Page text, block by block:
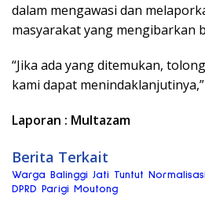
dalam mengawasi dan
masyarakat yang mengibarkan
“Jika ada yang ditemukan,
kami dapat
Laporan : Multazam
Berita Terkait
Warga Balinggi Jati Tuntut
DPRD Parigi Moutong